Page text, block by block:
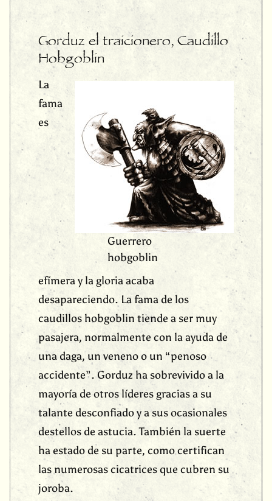
Gorduz el traicionero, Caudillo
Hobgoblin
Guerrero
hobgoblin
La
fama
es
efímera y la gloria acaba
desapareciendo. La fama de los
caudillos hobgoblin tiende a ser muy
pasajera, normalmente con la ayuda de
una daga, un veneno o un “penoso
accidente”. Gorduz ha sobrevivido a la
mayoría de otros líderes gracias a su
talante desconfiado y a sus ocasionales
destellos de astucia. También la suerte
ha estado de su parte, como certifican
las numerosas cicatrices que cubren su
joroba.